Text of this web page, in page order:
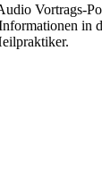
Vortrags-
in